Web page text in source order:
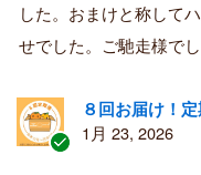
者
した。おまけと称して
せでした。ご馳走様でし
８回お届け！
1月 23, 2026